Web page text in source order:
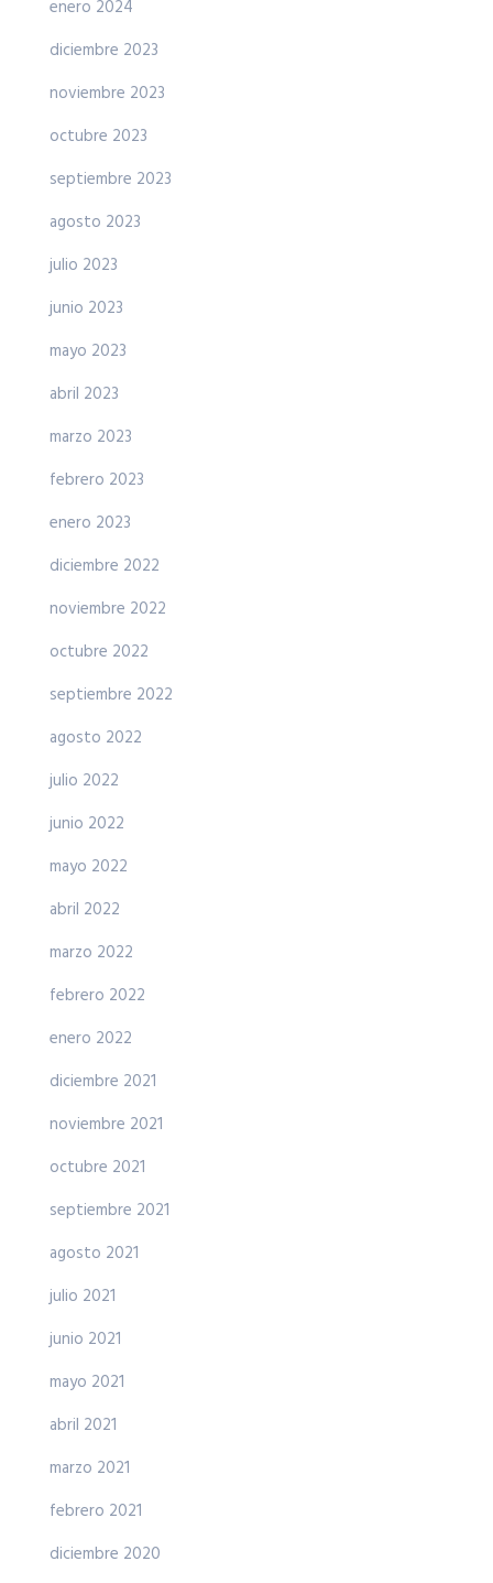
enero 2024
diciembre 2023
noviembre 2023
octubre 2023
septiembre 2023
agosto 2023
julio 2023
junio 2023
mayo 2023
abril 2023
marzo 2023
febrero 2023
enero 2023
diciembre 2022
noviembre 2022
octubre 2022
septiembre 2022
agosto 2022
julio 2022
junio 2022
mayo 2022
abril 2022
marzo 2022
febrero 2022
enero 2022
diciembre 2021
noviembre 2021
octubre 2021
septiembre 2021
agosto 2021
julio 2021
junio 2021
mayo 2021
abril 2021
marzo 2021
febrero 2021
diciembre 2020